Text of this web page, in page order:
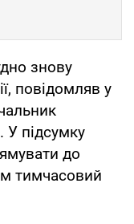
знову
повідомляв у
У підсумку
до
тимчасовий